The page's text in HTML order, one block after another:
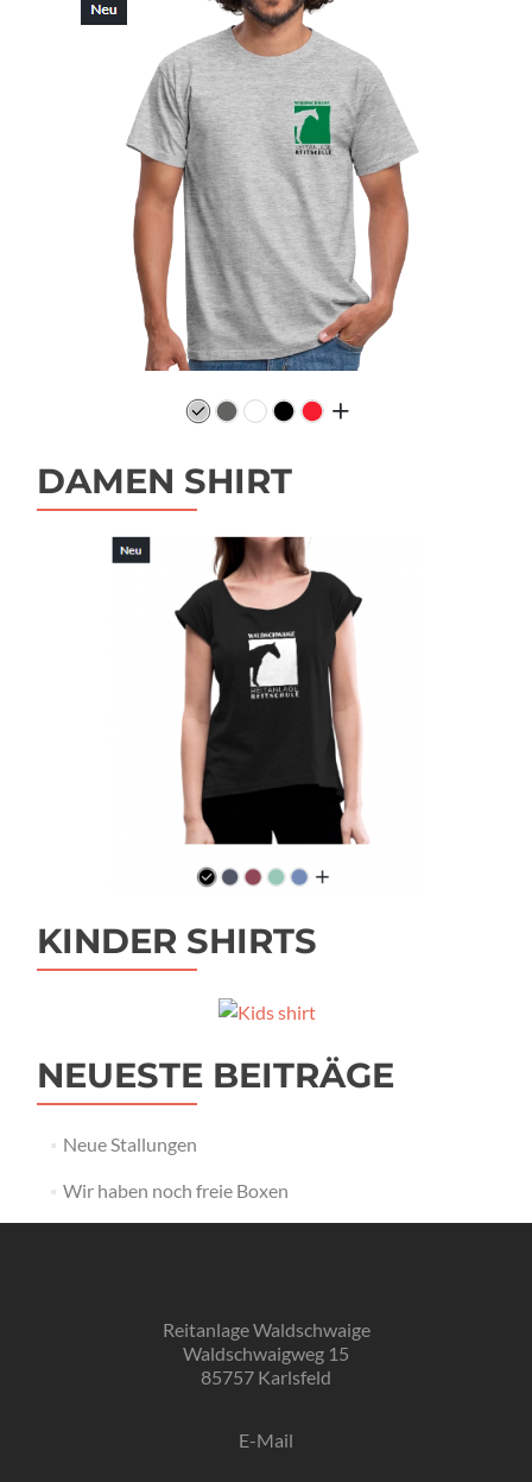
DAMEN SHIRT
KINDER SHIRTS
NEUESTE BEITRÄGE
Neue Stallungen
Wir haben noch freie Boxen
Reitanlage Waldschwaige
Waldschwaigweg 15
85757 Karlsfeld
E-Mail